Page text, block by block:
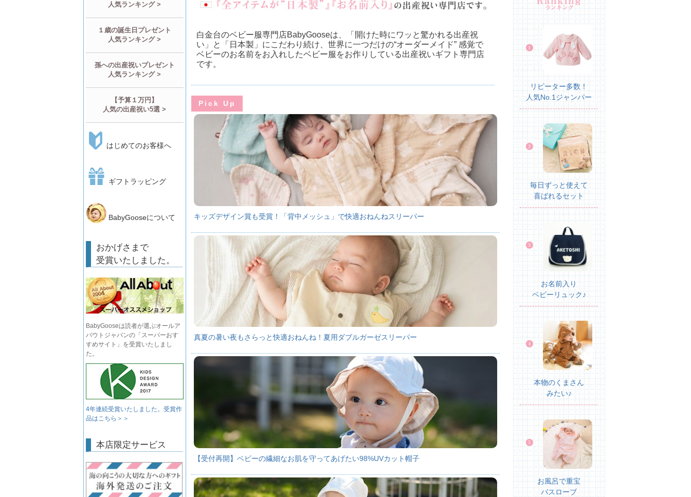
人気ランキング >
１歳の誕生日プレゼント
人気ランキング >
孫への出産祝いプレゼント
人気ランキング >
【予算１万円】
人気の出産祝い5選 >
はじめてのお客様へ
ギフトラッピング
BabyGooseについて
おかげさまで
受賞いたしました。
BabyGooseは読者が選ぶオールア
バウトジャパンの「スーパーおす
すめサイト」を受賞いたしまし
た。
4年連続受賞いたしました。受賞作
品はこちら＞＞
本店限定サービス
白金台のベビー服専門店BabyGooseは、「開けた時にワッと驚かれる出産祝
い」と「日本製」にこだわり続け、世界に一つだけの“オーダーメイド” 感覚で
ベビーのお名前をお入れしたベビー服をお作りしている出産祝いギフト専門店
です。
Pick Up
キッズデザイン賞も受賞！「背中メッシュ」で快適おねんねスリーパー
真夏の暑い夜もさらっと快適おねんね！夏用ダブルガーゼスリーパー
【受付再開】ベビーの繊細なお肌を守ってあげたい98%UVカット帽子
リピーター多数！
人気No.1ジャンパー
毎日ずっと使えて
喜ばれるセット
お名前入り
ベビーリュック♪
本物のくまさん
みたい♪
お風呂で重宝
バスローブ